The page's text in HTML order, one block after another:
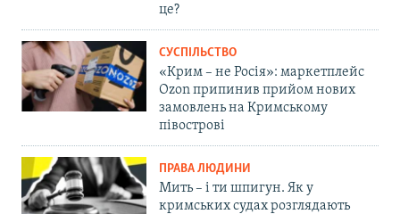
це?
СУСПІЛЬСТВО
«Крим – не Росія»: маркетплейс
Ozon припинив прийом нових
замовлень на Кримському
півострові
ПРАВА ЛЮДИНИ
Мить – і ти шпигун. Як у
кримських судах розглядають